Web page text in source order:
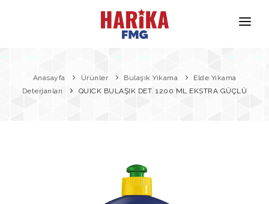
Markalarımız
Anasayfa Ürünler Bulaşık Yıkama
Elde Yıkama
Deterjanları
QUICK BULAŞIK DET. 1200 ML EKSTRA GÜÇLÜ